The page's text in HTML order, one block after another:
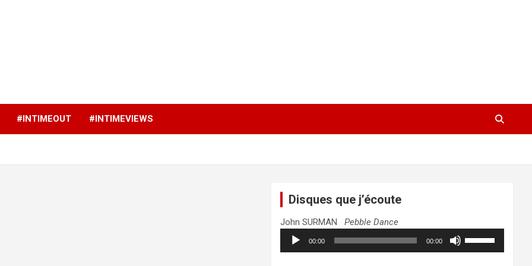
#INTIMEOUT #INTIMEVIEWS
Disques que j’écoute
John SURMANPebble Dance
Lecteur
audio
00:00 00:00